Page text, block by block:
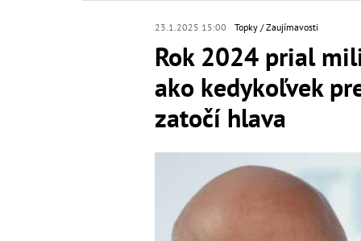
23.1.2025 15:00 Topky Zaujímavosti
Rok 2024 prial
ako kedykoľvek
zatočí hlava